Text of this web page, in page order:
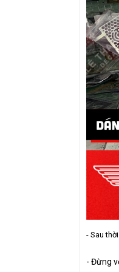
SIRIUS
NVX
LEAD
- Sau
- Đừng